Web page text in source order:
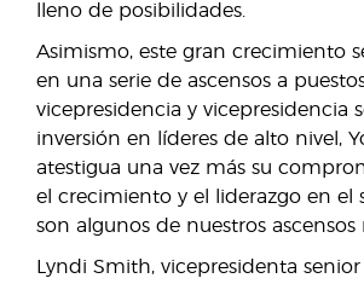
lleno de posibilidades.
Asimismo, este gran crecimiento
en una serie de ascensos a
vicepresidencia y vicepresidencia
inversión en líderes de alto nivel,
atestigua una vez más su
el crecimiento y el liderazgo en el
son algunos de nuestros ascensos
Lyndi Smith, vicepresidenta